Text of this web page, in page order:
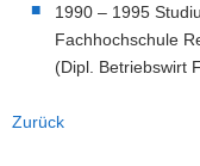
1990 – 1995
Fachhochschule
(Dipl. Betriebswirt
Zurück